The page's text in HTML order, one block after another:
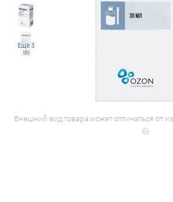
Ещё 3
Внешний вид товара может отличаться от